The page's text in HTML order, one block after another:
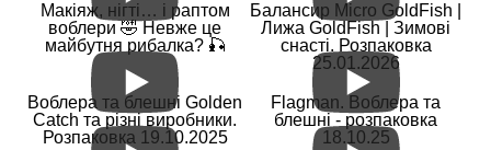
Макіяж, нігті… і раптом
воблери 🤣 Невже це
майбутня рибалка? 🎣
Балансир Micro GoldFish |
Лижа GoldFish | Зимові
снасті. Розпаковка
25.01.2026
Воблера та блешні Golden
Catch та різні виробники.
Розпаковка 19.10.2025
Flagman. Воблера та
блешні - розпаковка
18.10.25